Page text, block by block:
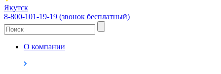
Якутск
8-800-101-19-19 (звонок бесплатный)
О компании